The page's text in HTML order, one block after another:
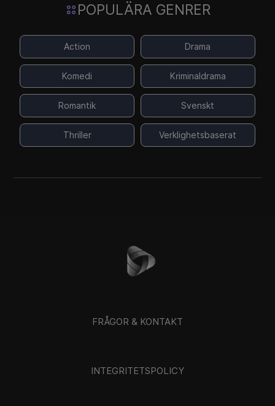
POPULÄRA GENRER
Action Drama
Komedi Kriminaldrama
Romantik Svenskt
Thriller Verklighetsbaserat
FRÅGOR & KONTAKT
INTEGRITETSPOLICY